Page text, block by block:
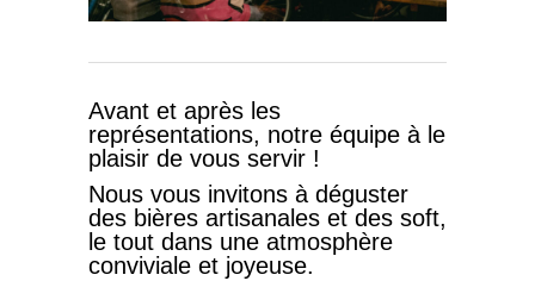
Avant et après les
représentations, notre équipe à le
plaisir de vous servir !
Nous vous invitons à déguster
des bières artisanales et des soft,
le tout dans une atmosphère
conviviale et joyeuse.